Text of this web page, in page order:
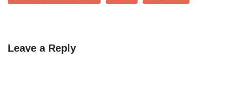
Leave a Reply